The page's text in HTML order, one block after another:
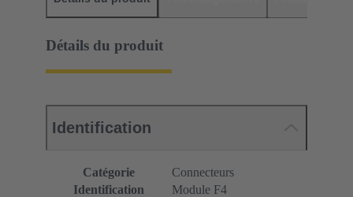
Détails du produit
Identification
Catégorie
Connecteurs
Identification
Module F4